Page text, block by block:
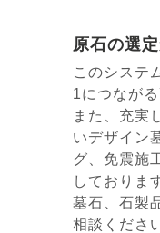
原⽯の選
このシステ
1につなが
また、充実
いデザイン
グ、免震施
しておりま
墓⽯、⽯製
相談くださ